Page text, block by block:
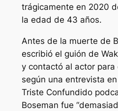
trágicamente en 2020
la edad de 43 años.
Antes de la muerte de
escribió el guión de
y contactó al actor para
según una entrevista
Triste Confundido
Boseman fue “